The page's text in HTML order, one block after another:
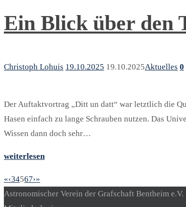
Ein Blick über den
Christoph Lohuis 19.10.2025 19.10.2025Aktuelles 0
Der Auftaktvortrag „Ditt un datt“ war letztlich die
Hasen einfach zu lange Schrauben nutzen. Das
Wissen dann doch sehr…
weiterlesen
«‹34567›»
Astronomischer Verein der Grafschaft Bentheim e.V.